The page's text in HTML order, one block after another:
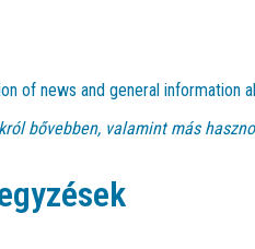
of news and general information
bővebben, valamint más